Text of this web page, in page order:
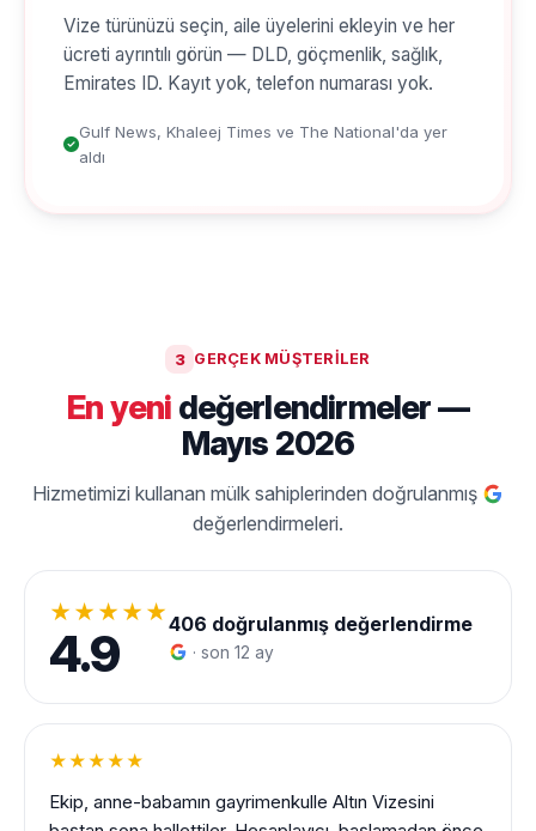
Vize türünüzü seçin, aile üyelerini ekleyin ve her
ücreti ayrıntılı görün — DLD, göçmenlik, sağlık,
Emirates ID. Kayıt yok, telefon numarası yok.
Gulf News, Khaleej Times ve The National'da yer
aldı
3 GERÇEK MÜŞTERILER
En yeni değerlendirmeler —
Mayıs 2026
Hizmetimizi kullanan mülk sahiplerinden doğrulanmış
değerlendirmeleri.
★★★★★
4.9
406 doğrulanmış değerlendirme
· son 12 ay
★★★★★
Ekip, anne-babamın gayrimenkulle Altın Vizesini